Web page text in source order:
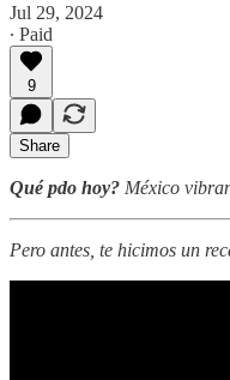
Jul 29, 2024
∙ Paid
9
Share
Qué pdo hoy? México
Pero antes, te hicimos un